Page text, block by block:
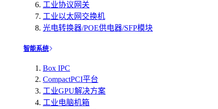
工业协议网关
工业以太网交换机
光电转换器/POE供电器/SFP模块
智能系统
Box IPC
CompactPCI平台
工业GPU解决方案
工业电脑机箱